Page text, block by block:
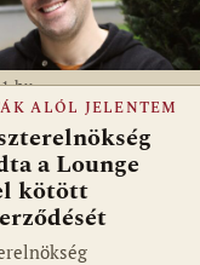
ALÓL JELENTEM
a Lounge
kötött